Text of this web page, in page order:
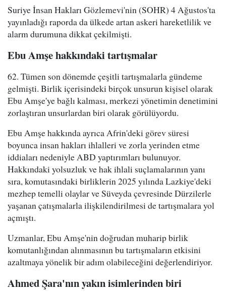
Suriye İnsan Hakları Gözlemevi'nin (SOHR) 4 Ağustos'ta
yayınladığı raporda da ülkede artan askeri hareketlilik ve
alarm durumuna dikkat çekilmişti.
Ebu Amşe hakkındaki tartışmalar
62. Tümen son dönemde çeşitli tartışmalarla gündeme
gelmişti. Birlik içerisindeki birçok unsurun kişisel olarak
Ebu Amşe'ye bağlı kalması, merkezi yönetimin denetimini
zorlaştıran unsurlardan biri olarak görülüyordu.
Ebu Amşe hakkında ayrıca Afrin'deki görev süresi
boyunca insan hakları ihlalleri ve zorla yerinden etme
iddiaları nedeniyle ABD yaptırımları bulunuyor.
Hakkındaki yolsuzluk ve hak ihlali suçlamalarının yanı
sıra, komutasındaki birliklerin 2025 yılında Lazkiye'deki
mezhep temelli olaylar ve Süveyda çevresinde Dürzilerle
yaşanan çatışmalarla ilişkilendirilmesi de tartışmalara yol
açmıştı.
Uzmanlar, Ebu Amşe'nin doğrudan muharip birlik
komutanlığından alınmasının bu tartışmaların etkisini
azaltmaya yönelik bir adım olabileceğini değerlendiriyor.
Ahmed Şara'nın yakın isimlerinden biri